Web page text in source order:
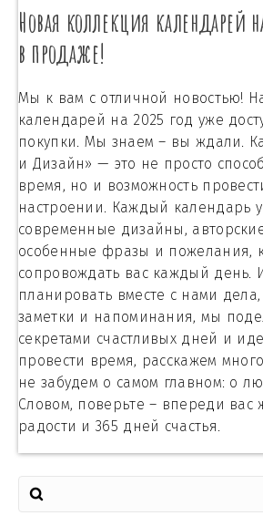
Новая коллекция календарей
в продаже!
Мы к вам с отличной новостью!
календарей на 2025 год уже
покупки. Мы знаем – вы ждали.
и Дизайн» — это не просто
время, но и возможность
настроении. Каждый календарь
современные дизайны,
особенные фразы и пожелания,
сопровождать вас каждый день.
планировать вместе с нами
заметки и напоминания, мы
секретами счастливых дней и
провести время, расскажем
не забудем о самом главном: о
Словом, поверьте – впереди вас
радости и 365 дней счастья.